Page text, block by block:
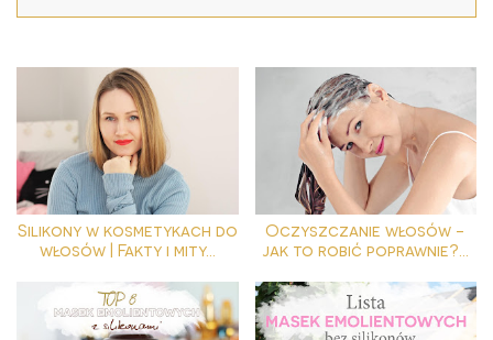
Silikony w kosmetykach do
włosów | Fakty i mity...
Oczyszczanie włosów -
jak to robić poprawnie?...